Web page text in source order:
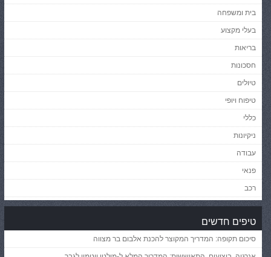
בית ומשפחה
בעלי מקצוע
בריאות
חסכונות
טיולים
טיפוח ויופי
כללי
ניקיונות
עבודה
פנאי
רכב
טיפים חדשים
סיכום תקופה: המדריך המקוצר להכנת אלבום בר מצווה